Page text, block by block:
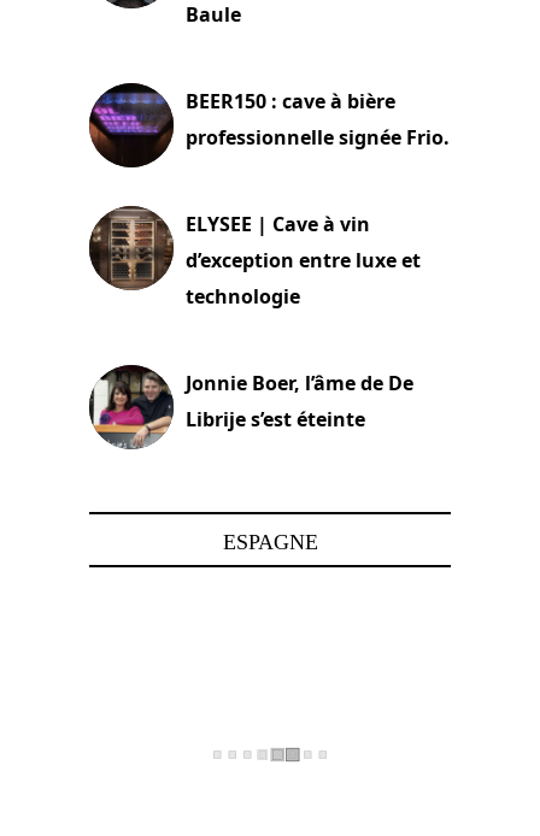
Baule
BEER150 : cave à bière
professionnelle signée Frio.
ELYSEE | Cave à vin
d’exception entre luxe et
technologie
Jonnie Boer, l’âme de De
Librije s’est éteinte
ESPAGNE